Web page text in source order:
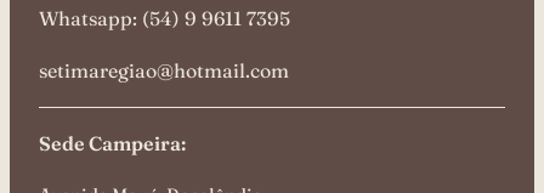
Whatsapp: (54) 9 9611 7395
setimaregiao@hotmail.com
Sede Campeira: